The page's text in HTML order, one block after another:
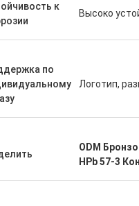
к
Высоко
по
Логотип,
ODM
HPb 57-3